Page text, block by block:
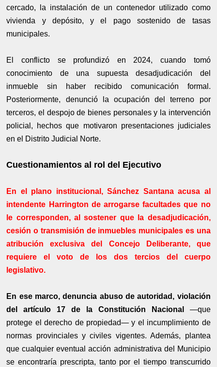
cercado, la instalación de un contenedor utilizado como
vivienda y depósito, y el pago sostenido de tasas
municipales.
El conflicto se profundizó en 2024, cuando tomó
conocimiento de una supuesta desadjudicación del
inmueble sin haber recibido comunicación formal.
Posteriormente, denunció la ocupación del terreno por
terceros, el despojo de bienes personales y la intervención
policial, hechos que motivaron presentaciones judiciales
en el Distrito Judicial Norte.
Cuestionamientos al rol del Ejecutivo
En el plano institucional, Sánchez Santana acusa al
intendente Harrington de arrogarse facultades que no
le corresponden, al sostener que la desadjudicación,
cesión o transmisión de inmuebles municipales es una
atribución exclusiva del Concejo Deliberante, que
requiere el voto de los dos tercios del cuerpo
legislativo.
En ese marco, denuncia abuso de autoridad, violación
del artículo 17 de la Constitución Nacional
—que
protege el derecho de propiedad— y el incumplimiento de
normas provinciales y civiles vigentes. Además, plantea
que cualquier eventual acción administrativa del Municipio
se encontraría prescripta, tanto por el tiempo transcurrido